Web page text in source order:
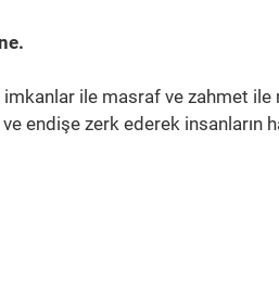
imkanlar ile masraf ve zahmet
endişe zerk ederek insanların